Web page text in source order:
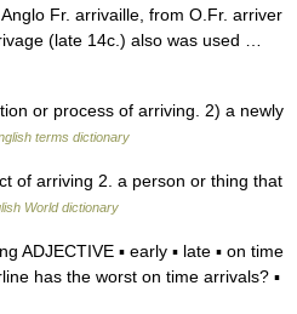
Fr. arrivaille, from O.Fr. arriver
(late 14c.) also was used …
or process of arriving. 2) a newly
terms dictionary
of arriving 2. a person or thing that
World dictionary
ADJECTIVE ▪ early ▪ late ▪ on time
has the worst on time arrivals? ▪